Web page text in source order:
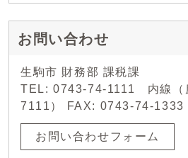
お問い合わせ
生駒市 財務部 課税課
TEL: 0743-74-1111 内線（
7111） FAX: 0743-74-1333
お問い合わせフォーム